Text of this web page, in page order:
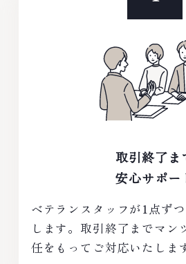
取引終了ま
安心サポー
ベテランスタッフが1点ず
します。取引終了までマン
任をもってご対応いたしま